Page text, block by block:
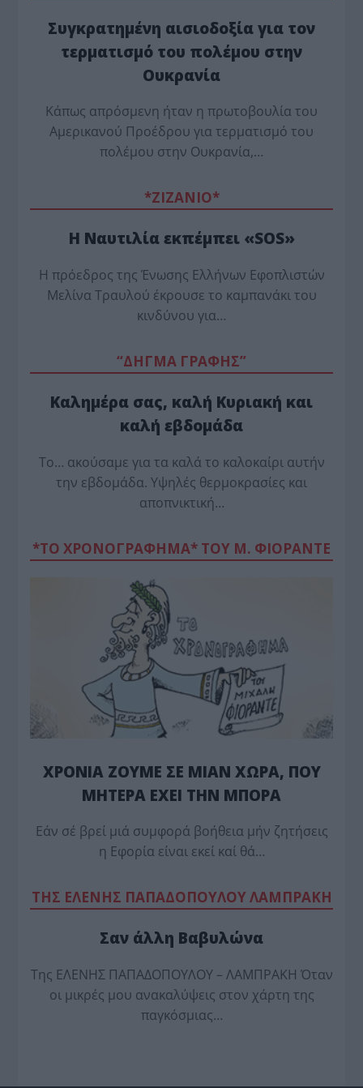
Συγκρατημένη αισιοδοξία για τον
τερματισμό του πολέμου στην
Ουκρανία
Κάπως απρόσμενη ήταν η πρωτοβουλία του
Αμερικανού Προέδρου για τερματισμό του
πολέμου στην Ουκρανία,…
*ZΙΖΑΝΙΟ*
Η Ναυτιλία εκπέμπει «SOS»
Η πρόεδρος της Ένωσης Ελλήνων Εφοπλιστών
Μελίνα Τραυλού έ­κρουσε το καμπανάκι του
κινδύνου για…
“ΔΗΓΜΑ ΓΡΑΦΗΣ”
Καλημέρα σας, καλή Κυριακή και
καλή εβδομάδα
Το… ακούσαμε για τα καλά το καλοκαίρι αυτήν
την εβδομάδα. Υψηλές θερμοκρασίες και
αποπνικτική…
*ΤΟ ΧΡΟΝΟΓΡΑΦΗΜΑ* ΤΟΥ Μ. ΦΙΟΡΆΝΤΕ
ΧΡΟΝΙΑ ΖΟΥΜΕ ΣΕ ΜΙΑΝ ΧΩΡΑ, ΠΟΥ
ΜΗΤΕΡΑ ΕΧΕΙ ΤΗΝ ΜΠΟΡΑ
Εάν σέ βρεί μιά συμφορά βοήθεια μήν ζητήσεις
η Εφορία είναι εκεί καί θά…
TΗΣ ΕΛΕΝΗΣ ΠΑΠΑΔΟΠΟΥΛΟΥ ΛΑΜΠΡΑΚΗ
Σαν άλλη Βαβυλώνα
Της ΕΛΕΝΗΣ ΠΑΠΑΔΟΠΟΥΛΟΥ – ΛΑΜΠΡΑΚΗ Όταν
οι μικρές μου ανακαλύψεις στον χάρτη της
παγκόσμιας…